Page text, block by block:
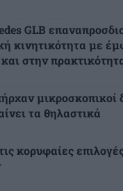
GLB
κινητικότητα με
στην
μικροσκοπικοί
τα θηλαστικά
κορυφαίες